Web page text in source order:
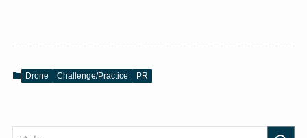
Drone Challenge/Practice PR